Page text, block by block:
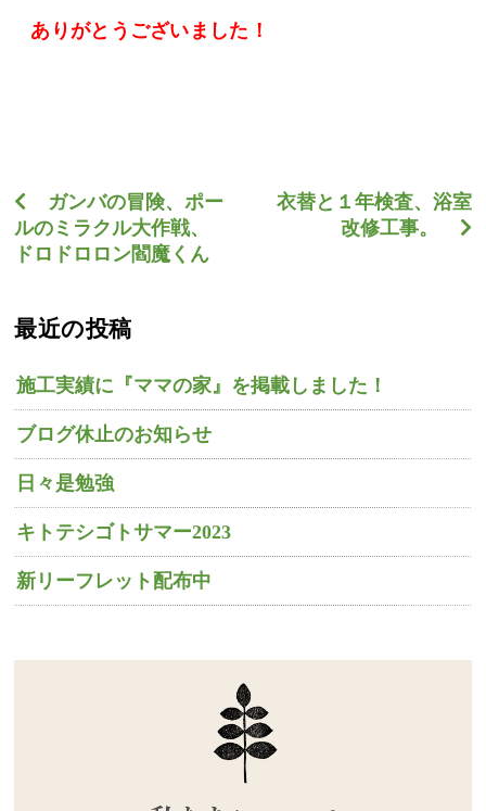
ありがとうございました ！
ガンバの冒険、ポー
ルのミラクル大作戦、
ドロドロロン閻魔くん
衣替と１年検査、浴室
改修工事。
最近の投稿
施工実績に『ママの家』を掲載しました！
ブログ休止のお知らせ
日々是勉強
キトテシゴトサマー2023
新リーフレット配布中